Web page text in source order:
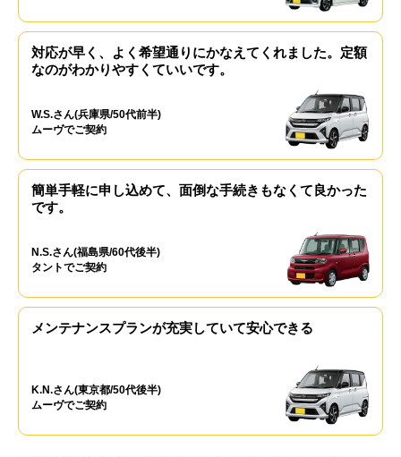
対応が早く、よく希望通りにかなえてくれました。定額
なのがわかりやすくていいです。
W.S.さん(兵庫県/50代前半)
ムーヴでご契約
簡単手軽に申し込めて、面倒な手続きもなくて良かった
です。
N.S.さん(福島県/60代後半)
タントでご契約
メンテナンスプランが充実していて安心できる
K.N.さん(東京都/50代後半)
ムーヴでご契約